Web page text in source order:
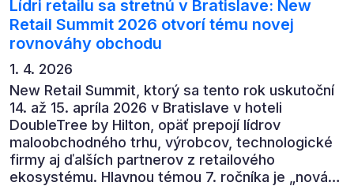
Lídri retailu sa stretnú v Bratislave: New
Retail Summit 2026 otvorí tému novej
rovnováhy obchodu
1. 4. 2026
New Retail Summit, ktorý sa tento rok uskutoční
14. až 15. apríla 2026 v Bratislave v hoteli
DoubleTree by Hilton, opäť prepojí lídrov
maloobchodného trhu, výrobcov, technologické
firmy aj ďalších partnerov z retailového
ekosystému. Hlavnou témou 7. ročníka je „nová